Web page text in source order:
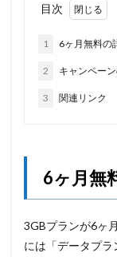
目次
1 6ヶ月無料の
2 キャンペー
3 関連リンク
6ヶ月無
3GBプランが6ヶ
には「データプラ